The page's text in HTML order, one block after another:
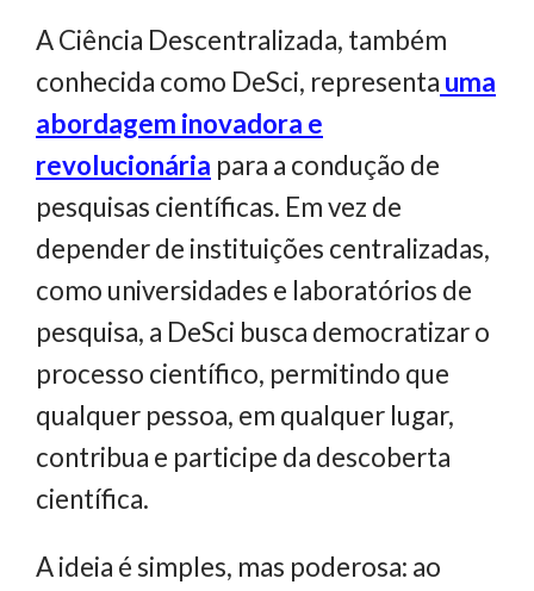
A Ciência Descentralizada, também
conhecida como DeSci, representa uma
abordagem inovadora e
revolucionária para a condução de
pesquisas científicas. Em vez de
depender de instituições centralizadas,
como universidades e laboratórios de
pesquisa, a DeSci busca democratizar o
processo científico, permitindo que
qualquer pessoa, em qualquer lugar,
contribua e participe da descoberta
científica.
A ideia é simples, mas poderosa: ao